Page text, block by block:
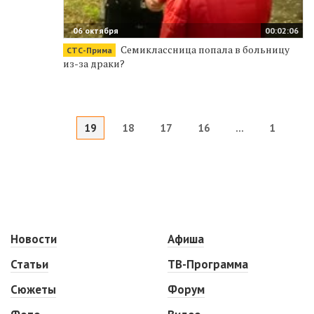
00:02:06
06 октября
СТС-Прима
Семиклассница попала в больницу
из-за драки?
19 18 17 16 ... 1
Новости
Статьи
Сюжеты
Афиша
ТВ-Программа
Форум